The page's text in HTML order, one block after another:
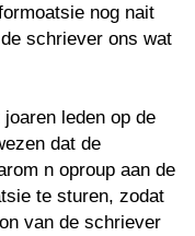
nog nait
schriever ons wat
leden op de
dat de
n oproup aan de
te sturen, zodat
van de schriever